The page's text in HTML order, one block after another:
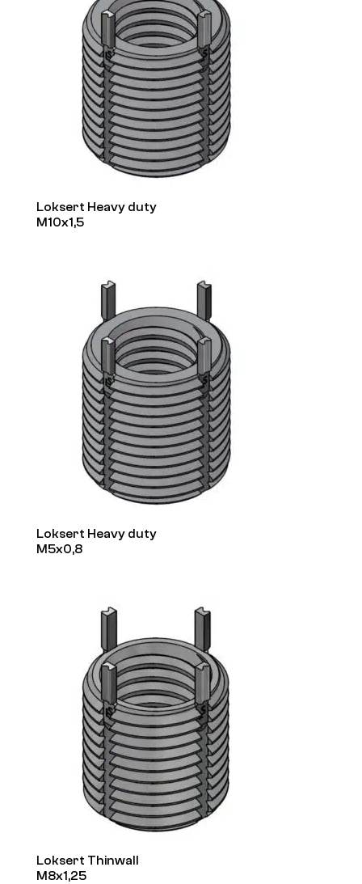
Loksert Heavy duty
M10x1,5
Loksert Heavy duty
M5x0,8
Loksert Thinwall
M8x1,25